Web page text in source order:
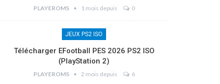
PLAYEROMS 1 mois depuis 0
JEUX PS2 ISO
Télécharger EFootball PES 2026 PS2 ISO
(PlayStation 2)
PLAYEROMS 2 mois depuis 6